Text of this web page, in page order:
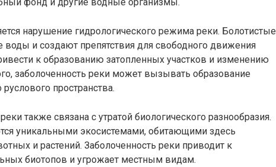
нарушение гидрологического режима реки. Болотистые
воды и создают препятствия для свободного движения
к образованию затопленных участков и изменению
заболоченность реки может вызывать образование
пространства.
также связана с утратой биологического разнообразия.
уникальными экосистемами, обитающими здесь
и растений. Заболоченность реки приводит к
биотопов и угрожает местным видам.